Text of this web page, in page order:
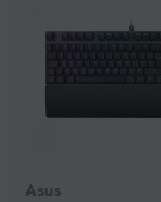
Asus